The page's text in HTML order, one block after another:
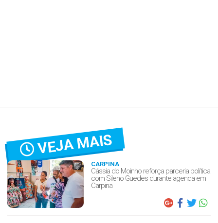
VEJA MAIS
CARPINA
Cássia do Moinho reforça parceria política
com Sileno Guedes durante agenda em
Carpina